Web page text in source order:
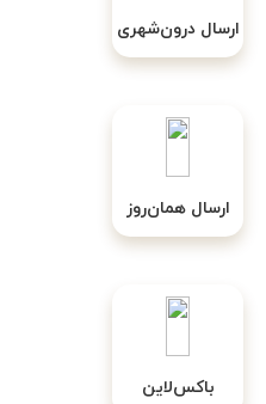
ارسال درون‌شهری
ارسال همان‌روز
باکس‌لاین